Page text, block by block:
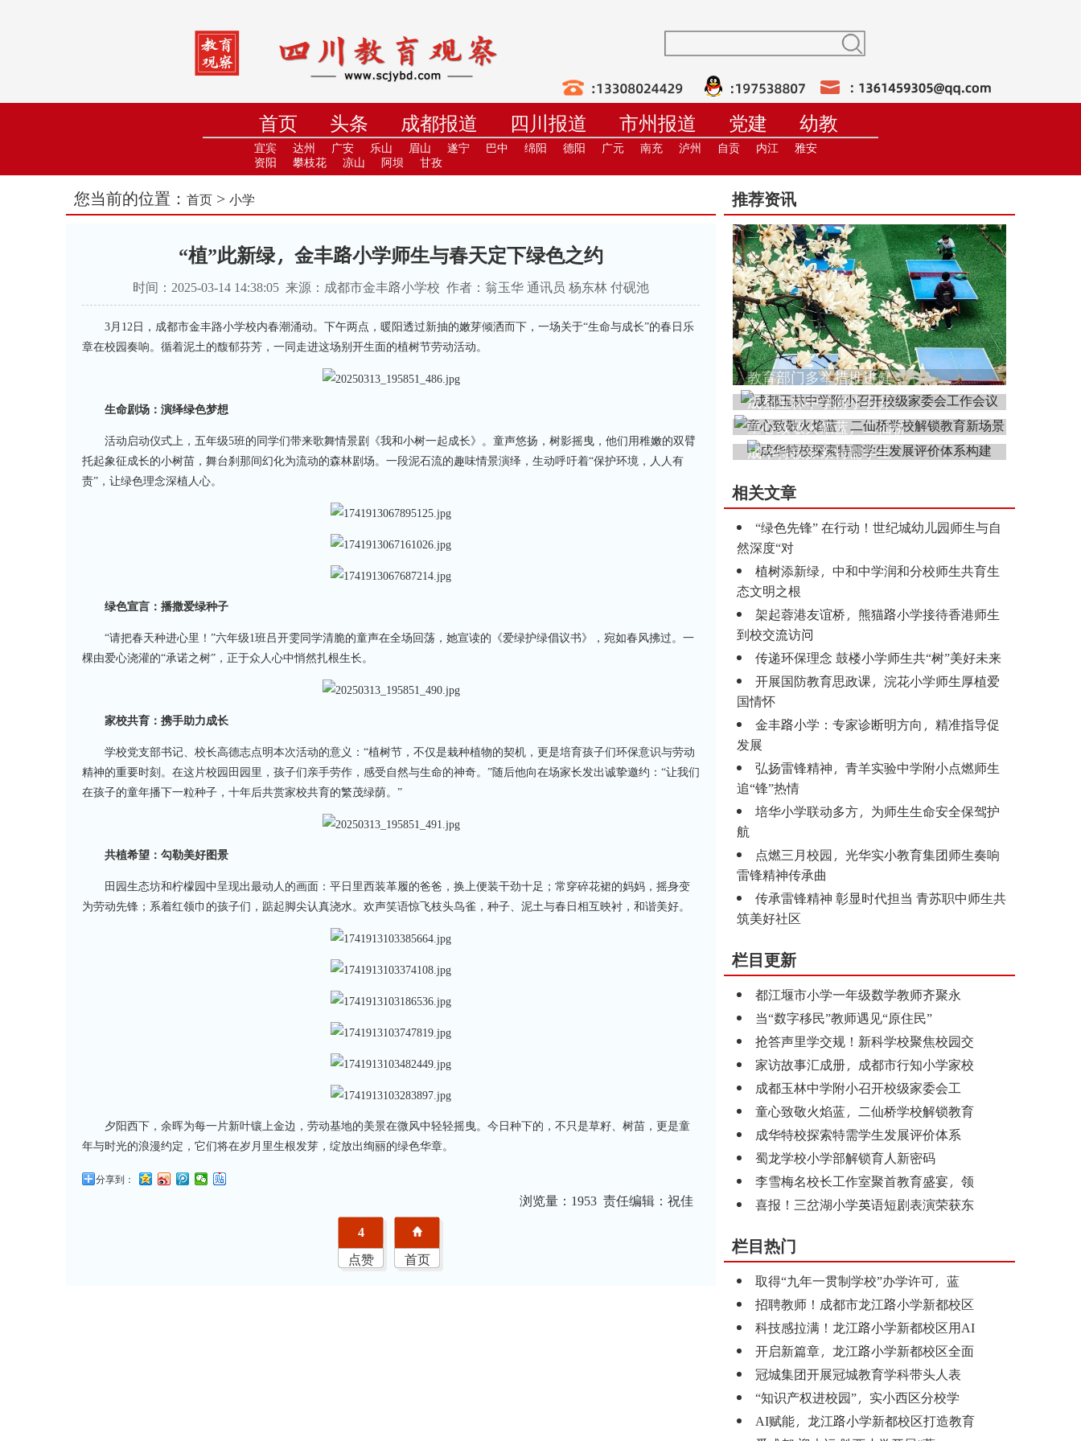
首页 头条 成都报道 四川报道 市州报道 党建
幼教
小学
中学 职教 高校 社教 健康 培训 在线直播
宜宾 达州 广安 乐山 眉山 遂宁 巴中 绵阳 德阳 广元 南充 泸州 自贡 内江
雅安
资阳
攀枝花 凉山 阿坝 甘孜
您当前的位置： 首页 > 小学
“植”此新绿，金丰路小学师生与春天定下绿色之约
时间：2025-03-14 14:38:05 来源：成都市金丰路小学校 作者：翁玉华 通讯员 杨东林 付砚池
3月12日，成都市金丰路小学校内春潮涌动。下午两点，暖阳透过新抽的嫩芽倾洒而下，一场关于“生命与成长”的春日乐
章在校园奏响。循着泥土的馥郁芬芳，一同走进这场别开生面的植树节劳动活动。
生命剧场：演绎绿色梦想
活动启动仪式上，五年级5班的同学们带来歌舞情景剧《我和小树一起成长》。童声悠扬，树影摇曳，他们用稚嫩的双臂
托起象征成长的小树苗，舞台刹那间幻化为流动的森林剧场。一段泥石流的趣味情景演绎，生动呼吁着“保护环境，人人有
责”，让绿色理念深植人心。
绿色宣言：播撒爱绿种子
“请把春天种进心里！”六年级1班吕开雯同学清脆的童声在全场回荡，她宣读的《爱绿护绿倡议书》，宛如春风拂过。一
棵由爱心浇灌的“承诺之树”，正于众人心中悄然扎根生长。
家校共育：携手助力成长
学校党支部书记、校长高德志点明本次活动的意义：“植树节，不仅是栽种植物的契机，更是培育孩子们环保意识与劳动
精神的重要时刻。在这片校园田园里，孩子们亲手劳作，感受自然与生命的神奇。”随后他向在场家长发出诚挚邀约：“让我们
在孩子的童年播下一粒种子，十年后共赏家校共育的繁茂绿荫。”
共植希望：勾勒美好图景
田园生态坊和柠檬园中呈现出最动人的画面：平日里西装革履的爸爸，换上便装干劲十足；常穿碎花裙的妈妈，摇身变
为劳动先锋；系着红领巾的孩子们，踮起脚尖认真浇水。欢声笑语惊飞枝头鸟雀，种子、泥土与春日相互映衬，和谐美好。
夕阳西下，余晖为每一片新叶镶上金边，劳动基地的美景在微风中轻轻摇曳。今日种下的，不只是草籽、树苗，更是童
年与时光的浪漫约定，它们将在岁月里生根发芽，绽放出绚丽的绿色华章。
分享到：
浏览量： 1953 责任编辑：祝佳
4
点赞
首页
推荐资讯
教育部门多举措推进健
成都玉林中学附小召开
童心致敬火焰蓝，二仙桥
成华特校探索特需学生
相关文章
“绿色先锋” 在行动！世纪城幼儿园师生与自
然深度“对
植树添新绿，中和中学润和分校师生共育生
态文明之根
架起蓉港友谊桥，熊猫路小学接待香港师生
到校交流访问
传递环保理念 鼓楼小学师生共“树”美好未来
开展国防教育思政课，浣花小学师生厚植爱
国情怀
金丰路小学：专家诊断明方向，精准指导促
发展
弘扬雷锋精神，青羊实验中学附小点燃师生
追“锋”热情
培华小学联动多方，为师生生命安全保驾护
航
点燃三月校园，光华实小教育集团师生奏响
雷锋精神传承曲
传承雷锋精神 彰显时代担当 青苏职中师生共
筑美好社区
栏目更新
都江堰市小学一年级数学教师齐聚永
当“数字移民”教师遇见“原住民”
抢答声里学交规！新科学校聚焦校园交
家访故事汇成册，成都市行知小学家校
成都玉林中学附小召开校级家委会工
童心致敬火焰蓝，二仙桥学校解锁教育
成华特校探索特需学生发展评价体系
蜀龙学校小学部解锁育人新密码
李雪梅名校长工作室聚首教育盛宴，领
喜报！三岔湖小学英语短剧表演荣获东
栏目热门
取得“九年一贯制学校”办学许可，蓝
招聘教师！成都市龙江路小学新都校区
科技感拉满！龙江路小学新都校区用AI
开启新篇章，龙江路小学新都校区全面
冠城集团开展冠城教育学科带头人表
“知识产权进校园”，实小西区分校学
AI赋能，龙江路小学新都校区打造教育